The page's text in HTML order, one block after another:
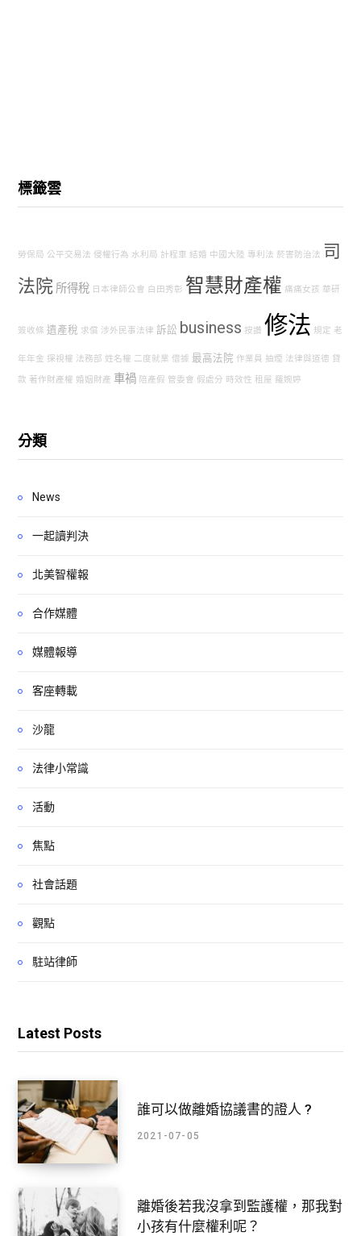
標籤雲
勞保局 公平交易法 侵權行為 水利局 計程車 結婚 中國大陸 專利法 菸害防治法 司
法院 所得稅 日本律師公會 白田秀彰 智慧財產權 痛痛女孩 華研
簽收條 遺產稅 求償 涉外民事法律 訴訟 business 按讚 修法 規定 老
年年金 探視權 法務部 姓名權 二度就業 借據 最高法院 作業員 抽煙 法律與道德 貸
款 著作財產權 婚姻財產 車禍 陪產假 管委會 假處分 時效性 租屋 羅婉婷
分類
News
一起讀判決
北美智權報
合作媒體
媒體報導
客座轉載
沙龍
法律小常識
活動
焦點
社會話題
觀點
駐站律師
Latest Posts
誰可以做離婚協議書的證人 ?
2021-07-05
離婚後若我沒拿到監護權，那我對
小孩有什麼權利呢？